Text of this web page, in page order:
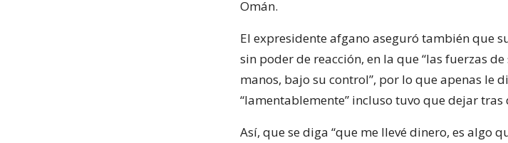
Omán.
El expresidente afgano aseguró también que
sin poder de reacción, en la que “las fuerzas
manos, bajo su control”, por lo que apenas le
“lamentablemente” incluso tuvo que dejar tras
Así, que se diga “que me llevé dinero, es algo